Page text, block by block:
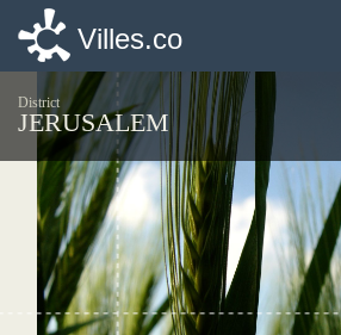
Villes.co
District
JERUSALEM
Villes.co